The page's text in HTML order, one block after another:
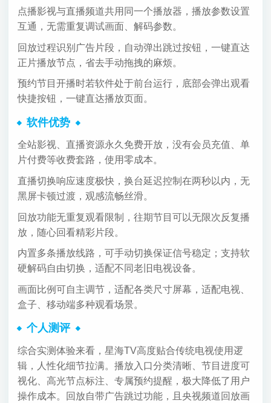
点播影视与直播频道共用同一个播放器，播放参数设置
互通，无需重复调试画面、解码参数。
回放过程识别广告片段，自动弹出跳过按钮，一键直达
正片播放节点，省去手动拖拽的麻烦。
预约节目开播时若软件处于前台运行，底部会弹出观看
快捷按钮，一键直达播放页面。
软件优势
全站影视、直播资源永久免费开放，没有会员充值、单
片付费等收费套路，使用零成本。
直播切换响应速度极快，换台延迟控制在两秒以内，无
黑屏卡顿过渡，观感流畅丝滑。
回放功能无重复观看限制，往期节目可以无限次反复播
放，随心回看精彩片段。
内置多条播放线路，可手动切换保证信号稳定；支持软
硬解码自由切换，适配不同老旧电视设备。
画面比例可自主调节，适配各类尺寸屏幕，适配电视、
盒子、移动端多种观看场景。
个人测评
综合实测体验来看，星海TV高度贴合传统电视使用逻
辑，人性化细节拉满。播放入口分类清晰、节目进度可
视化、高光节点标注、专属预约提醒，极大降低了用户
操作成本。回放自带广告跳过功能，且央视频道回放画